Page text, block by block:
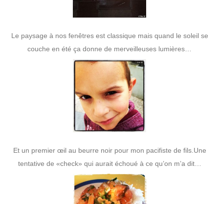
Le paysage à nos fenêtres est classique mais quand le soleil se
couche en été ça donne de merveilleuses lumières…
Et un premier œil au beurre noir pour mon pacifiste de fils.Une
tentative de «check» qui aurait échoué à ce qu’on m’a dit…